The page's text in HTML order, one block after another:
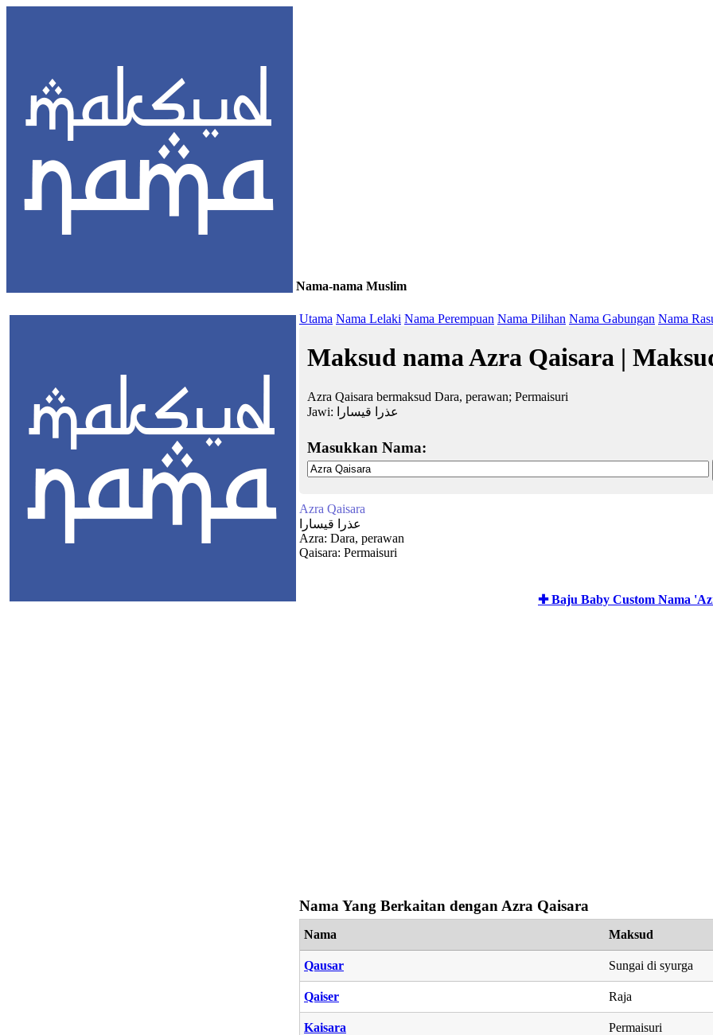
Nama-nama Muslim
Utama Nama Lelaki Nama Perempuan Nama Pilihan Nama Gabungan Nama
Maksud nama Azra Qaisara |
Azra Qaisara bermaksud Dara, perawan; Permaisuri
Jawi:
عذرا قيسارا
Masukkan Nama:
Azra Qaisara
عذرا قيسارا
Azra: Dara, perawan
Qaisara: Permaisuri
✚ Baju Baby Custom Nama
Nama Yang Berkaitan dengan Azra Qaisara
Nama Maksud
Qausar Sungai di syurga
Qaiser Raja
Kaisara Permaisuri